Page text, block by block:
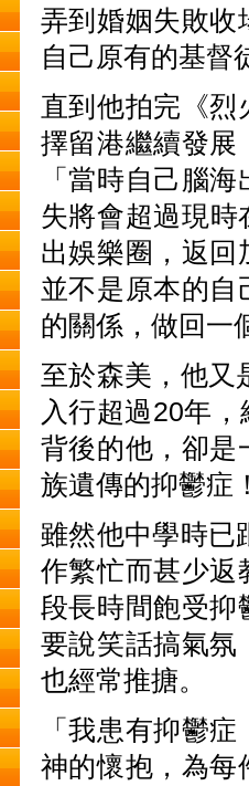
弄到婚姻失敗收
自己原有的基督
直到他拍完《烈
擇留港繼續發展
「當時自己腦
失將會超過現
出娛樂圈，返回
並不是原本的自
的關係，做回一
至於森美，他又
入行超過20年
背後的他，卻是
族遺傳的抑鬱症
雖然他中學時已
作繁忙而甚少返
段長時間飽受抑
要說笑話搞氣氛
也經常推搪。
「我患有抑鬱
神的懷抱，為每